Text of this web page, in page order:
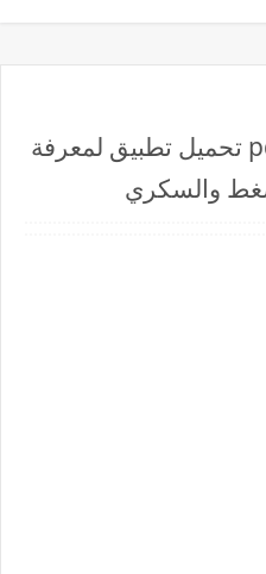
أسعار الدواء في ليبيا pdf تحميل تطبيق لمعرفة
والسكري